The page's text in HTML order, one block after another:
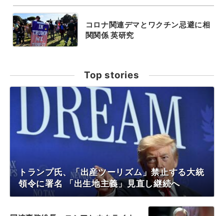
コロナ関連デマとワクチン忌避に相
関関係 英研究
Top stories
トランプ氏、「出産ツーリズム」禁止する大統
領令に署名 「出生地主義」見直し継続へ